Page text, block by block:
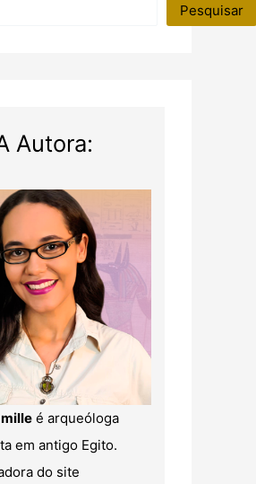
Pesquisar
Autora:
é arqueóloga
em antigo Egito.
do site